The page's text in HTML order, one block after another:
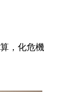
，化危機